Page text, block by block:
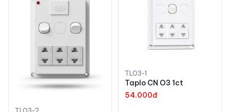
TLO3-1
Taplo CN O3 1ct
54.000đ